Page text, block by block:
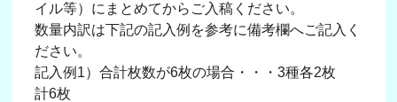
イル等）にまとめてからご入稿ください。
数量内訳は下記の記入例を参考に備考欄へご記入く
ださい。
記入例1）合計枚数が6枚の場合・・・3種各2枚
計6枚